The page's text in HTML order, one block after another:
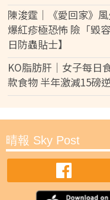
陳浚霆｜《愛回家》
爆紅疹極恐怖 險「毀
日防蟲貼士】
KO脂肪肝｜女子每日
款食物 半年激減15磅
晴報 Sky Post